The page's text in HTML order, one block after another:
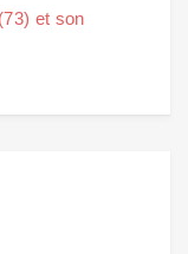
et son